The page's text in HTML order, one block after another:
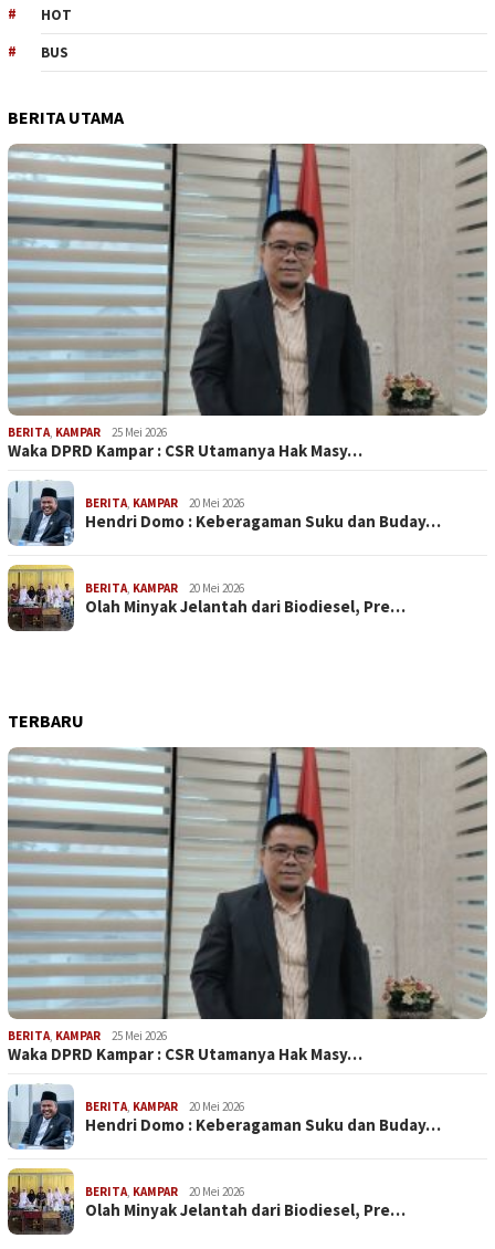
HOT
BUS
BERITA UTAMA
BERITA, KAMPAR 25 Mei 2026
Waka DPRD Kampar : CSR Utamanya Hak Masy…
BERITA, KAMPAR 20 Mei 2026
Hendri Domo : Keberagaman Suku dan Buday…
BERITA, KAMPAR 20 Mei 2026
Olah Minyak Jelantah dari Biodiesel, Pre…
TERBARU
BERITA, KAMPAR 25 Mei 2026
Waka DPRD Kampar : CSR Utamanya Hak Masy…
BERITA, KAMPAR 20 Mei 2026
Hendri Domo : Keberagaman Suku dan Buday…
BERITA, KAMPAR 20 Mei 2026
Olah Minyak Jelantah dari Biodiesel, Pre…